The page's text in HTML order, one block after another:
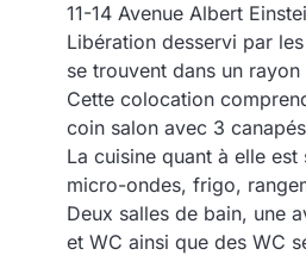
11-14 Avenue Albert
Libération desservi par
se trouvent dans un
Cette colocation
coin salon avec 3
La cuisine quant à elle
micro-ondes, frigo,
Deux salles de bain, une
et WC ainsi que des WC